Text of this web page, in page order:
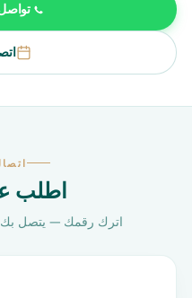
اطلب
اترك رقمك — يتصل